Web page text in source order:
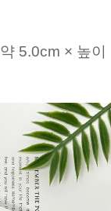
5.0cm × 높이